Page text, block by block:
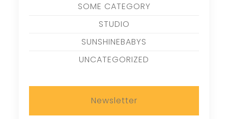
SOME CATEGORY
STUDIO
SUNSHINEBABYS
UNCATEGORIZED
Newsletter